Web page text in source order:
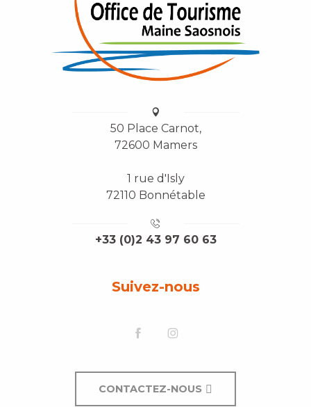
50 Place Carnot,
72600 Mamers
1 rue d'Isly
72110 Bonnétable
+33 (0)2 43 97 60 63
Suivez-nous
CONTACTEZ-NOUS